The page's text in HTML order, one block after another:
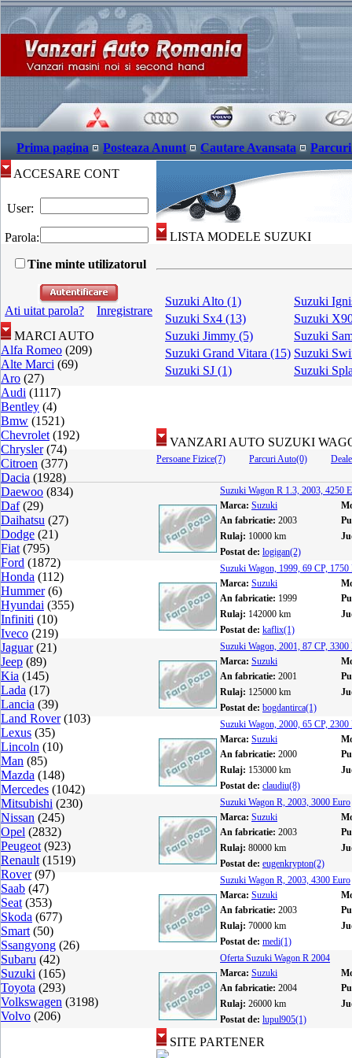
Prima pagina Posteaza Anunt Cautare Avansata
ACCESARE CONT
User:
Parola:
Tine minte utilizatorul
Ati uitat parola?
Inregistrare
MARCI AUTO
Alfa Romeo (209)
Alte Marci (69)
Aro (27)
Audi (1117)
Bentley (4)
Bmw (1521)
Chevrolet (192)
Chrysler(74)
Citroen (377)
Dacia (1928)
Daewoo (834)
Daf(29)
Daihatsu (27)
Dodge (21)
Fiat (795)
Ford (1872)
Honda (112)
Hummer(6)
Hyundai (355)
Infiniti (10)
Iveco (219)
Jaguar(21)
Jeep (89)
Kia (145)
Lada (17)
Lancia (39)
Land Rover(103)
Lexus (35)
Lincoln (10)
Man (85)
Mazda (148)
Mercedes (1042)
Mitsubishi (230)
Nissan (245)
Opel (2832)
Peugeot (923)
Renault (1519)
Rover(97)
Saab (47)
Seat (353)
Skoda (677)
Smart (50)
Ssangyong (26)
Subaru (42)
Suzuki (165)
Toyota (293)
Volkswagen (3198)
Volvo (206)
LISTA MODELE SUZUKI
Suzuki Alto (1)
Suzuki
Suzuki Sx4 (13)
Suzuki
Suzuki Jimmy (5)
Suzuki
Suzuki Grand Vitara (15) Suzuki
Suzuki SJ (1)
Suzuki
VANZARI AUTO SUZUKI
Persoane Fizice(7) Parcuri Auto(0)
Suzuki Wagon R 1.3, 2003, 4250
Marca: Suzuki
An fabricatie: 2003
Rulaj: 10000 km
Postat de: logigan(2)
Suzuki Wagon, 1999, 69 CP,
Marca: Suzuki
An fabricatie: 1999
Rulaj: 142000 km
Postat de: kaflix(1)
Suzuki Wagon, 2001, 87 CP,
Marca: Suzuki
An fabricatie: 2001
Rulaj: 125000 km
Postat de: bogdantirca(1)
Suzuki Wagon, 2000, 65 CP,
Marca: Suzuki
An fabricatie: 2000
Rulaj: 153000 km
Postat de: claudiu(8)
Suzuki Wagon R, 2003, 3000 Euro
Marca: Suzuki
An fabricatie: 2003
Rulaj: 80000 km
Postat de: eugenkrypton(2)
Suzuki Wagon R, 2003, 4300 Euro
Marca: Suzuki
An fabricatie: 2003
Rulaj: 70000 km
Postat de: medi(1)
Oferta Suzuki Wagon R 2004
Marca: Suzuki
An fabricatie: 2004
Rulaj: 26000 km
Postat de: lupul905(1)
SITE PARTENER